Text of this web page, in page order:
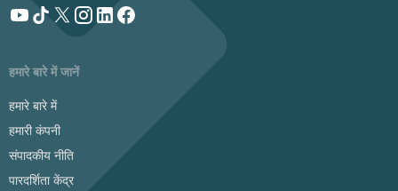
हमारे बारे में जानें
हमारे बारे में
हमारी कंपनी
संपादकीय नीति
पारदर्शिता केंद्र